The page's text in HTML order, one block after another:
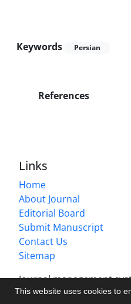
This website uses cookies to
Keywords Persian
References
Links
Home
About Journal
Editorial Board
Submit Manuscript
Contact Us
Sitemap
Journal management